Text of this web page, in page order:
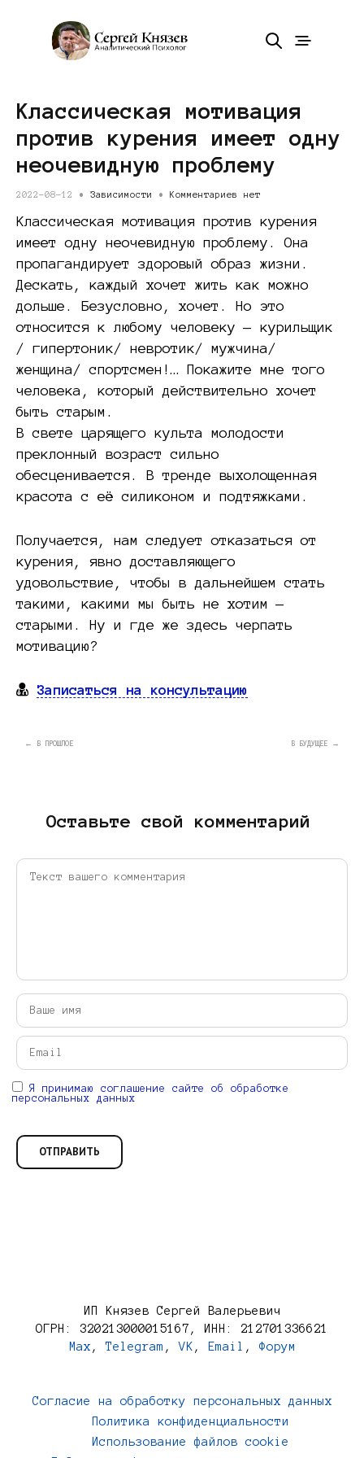
Классическая мотивация
против курения имеет одну
неочевидную проблему
2022-08-12 • Зависимости • Комментариев нет
Классическая мотивация против курения
имеет одну неочевидную проблему. Она
пропагандирует здоровый образ жизни.
Дескать, каждый хочет жить как можно
дольше. Безусловно, хочет. Но это
относится к любому человеку — курильщик
/ гипертоник/ невротик/ мужчина/
женщина/ спортсмен!… Покажите мне того
человека, который действительно хочет
быть старым.
В свете царящего культа молодости
преклонный возраст сильно
обесценивается. В тренде выхолощенная
красота с её силиконом и подтяжками.
Получается, нам следует отказаться от
курения, явно доставляющего
удовольствие, чтобы в дальнейшем стать
такими, какими мы быть не хотим —
старыми. Ну и где же здесь черпать
мотивацию?
Записаться на консультацию
← В ПРОШЛОЕ В БУДУЩЕЕ →
Оставьте свой комментарий
Я принимаю соглашение сайте об обработке
персональных данных
ИП Князев Сергей Валерьевич
ОГРН: 320213000015167, ИНН: 212701336621
Max ,Telegram ,VK , Email , Форум
Согласие на обработку персональных данных
Политика конфиденциальности
Использование файлов cookie